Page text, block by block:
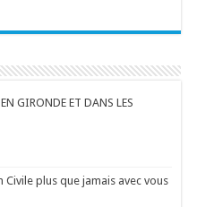
GIRONDE ET DANS LES
Civile plus que jamais avec vous